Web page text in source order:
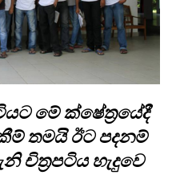
මේ ක්ෂේත්‍රයේදී
තමයි ඊට පදනම්
චිත්‍රපටිය හැදුවෙ